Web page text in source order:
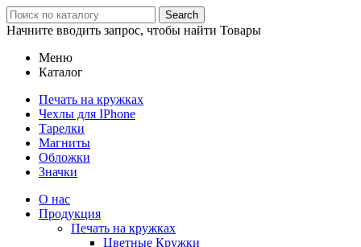
Search
Начните вводить запрос, чтобы найти Товары
Меню
Каталог
Печать на кружках
Чехлы для IPhone
Тарелки
Магниты
Обложки
Значки
О нас
Продукция
Печать на кружках
Цветные Кружки